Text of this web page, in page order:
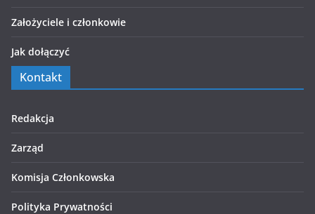
Założyciele i członkowie
Jak dołączyć
Kontakt
Redakcja
Zarząd
Komisja Członkowska
Polityka Prywatności